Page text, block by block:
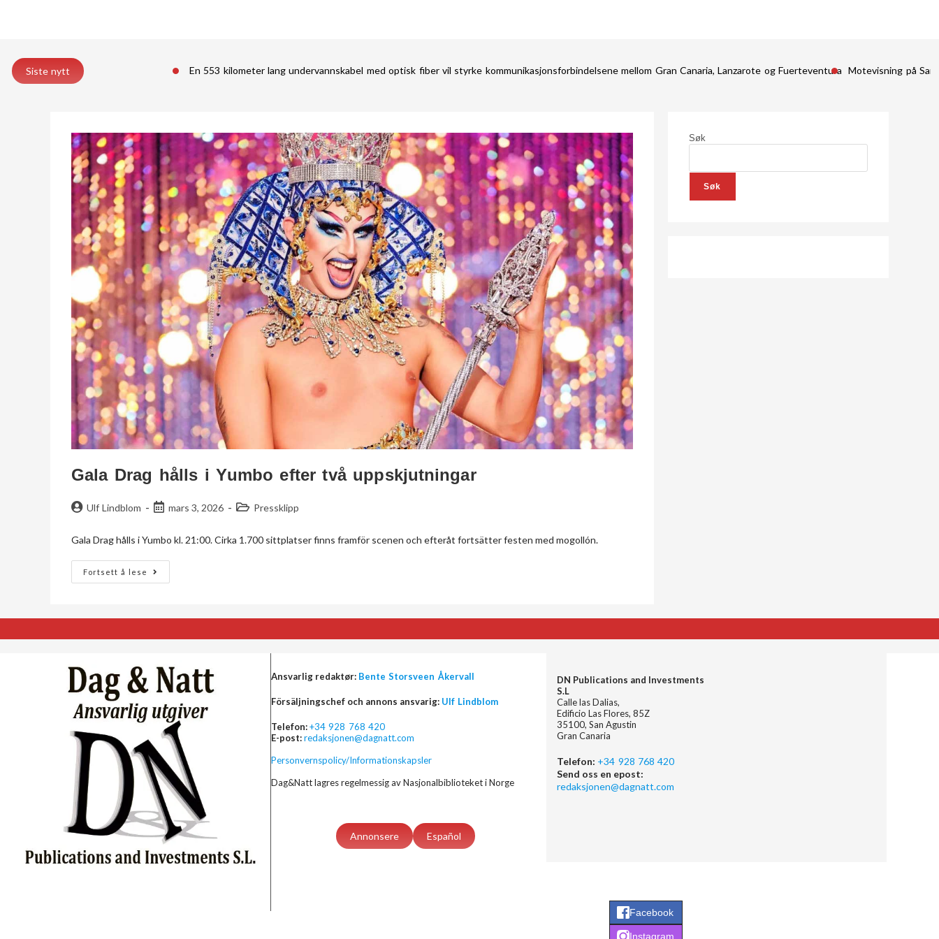
Siste nytt En 553 kilometer lang undervannskabel med optisk fiber vil styrke kommunikasjonsforbindelsene mellom Gran Canaria, Lanzarote og Fuerteventura Motevisning på
Gala Drag hålls i Yumbo efter två uppskjutningar
Ulf Lindblom mars 3, 2026 Pressklipp
Gala Drag hålls i Yumbo kl. 21:00. Cirka 1.700 sittplatser finns framför scenen och efteråt fortsätter festen med mogollón.
Fortsett å lese
Søk
Søk
Ansvarlig redaktør: Bente Storsveen Åkervall
Försäljningschef och annons ansvarig: Ulf Lindblom
Telefon:+34 928 768 420
E-post:redaksjonen@dagnatt.com
Personvernspolicy/Informationskapsler
Dag&Natt lagres regelmessig av Nasjonalbiblioteket i Norge
Annonsere Español
DN Publications and Investments
S.L
Calle las Dalias,
Edificio Las Flores, 85Z
35100, San Agustin
Gran Canaria
Telefon: +34 928 768 420
Send oss en epost:
redaksjonen@dagnatt.com
Facebook
Instagram